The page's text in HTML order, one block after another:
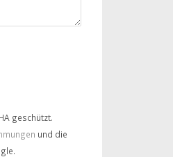
geschützt.
und die